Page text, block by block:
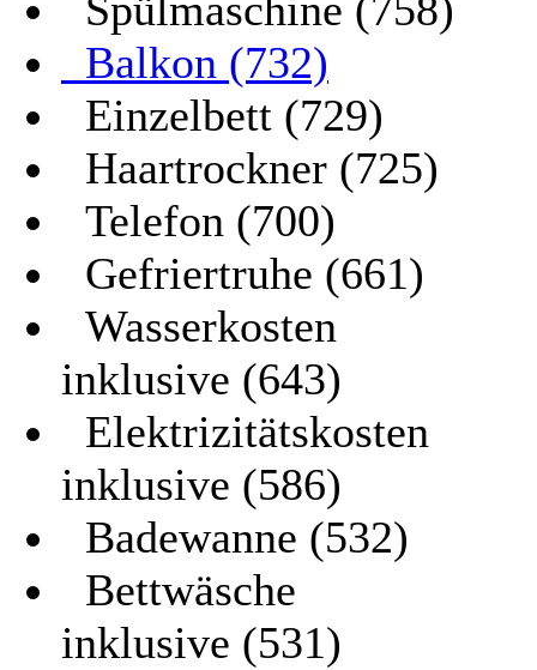
Balkon (732)
Einzelbett (729)
Haartrockner (725)
Telefon (700)
Gefriertruhe (661)
Wasserkosten
inklusive (643)
Elektrizitätskosten
inklusive (586)
Badewanne (532)
Bettwäsche
inklusive (531)